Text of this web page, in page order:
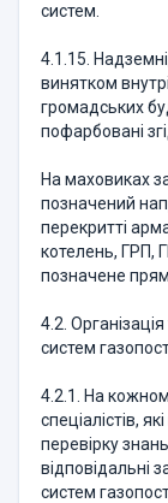
систем.
4.1.15.
винятком
громадських
пофарбовані
На маховиках
позначений
перекритті
котелень, ГРП,
позначене
4.2.
систем
4.2.1. На
спеціалістів,
перевірку
відповідальні
систем